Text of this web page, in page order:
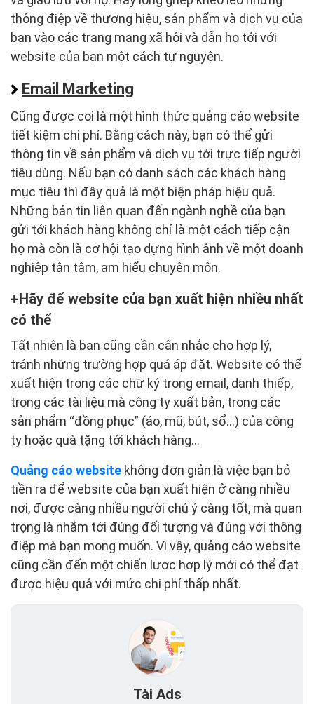
thông điệp về thương hiệu, sản phẩm và dịch vụ của
bạn vào các trang mạng xã hội và dẫn họ tới với
website của bạn một cách tự nguyện.
Email Marketing
Cũng được coi là một hình thức quảng cáo website
tiết kiệm chi phí. Bằng cách này, bạn có thể gửi
thông tin về sản phẩm và dịch vụ tới trực tiếp người
tiêu dùng. Nếu bạn có danh sách các khách hàng
mục tiêu thì đây quả là một biện pháp hiệu quả.
Những bản tin liên quan đến ngành nghề của bạn
gửi tới khách hàng không chỉ là một cách tiếp cận
họ mà còn là cơ hội tạo dựng hình ảnh về một doanh
nghiệp tận tâm, am hiểu chuyên môn.
Hãy để website của bạn xuất hiện nhiều nhất
có thể
Tất nhiên là bạn cũng cần cân nhắc cho hợp lý,
tránh những trường hợp quá áp đặt. Website có thể
xuất hiện trong các chữ ký trong email, danh thiếp,
trong các tài liệu mà công ty xuất bản, trong các
sản phẩm “đồng phục” (áo, mũ, bút, sổ…) của công
ty hoặc quà tặng tới khách hàng…
Quảng cáo website không đơn giản là việc bạn bỏ
tiền ra để website của bạn xuất hiện ở càng nhiều
nơi, được càng nhiều người chú ý càng tốt, mà quan
trọng là nhắm tới đúng đối tượng và đúng với thông
điệp mà bạn mong muốn. Vì vậy, quảng cáo website
cũng cần đến một chiến lược hợp lý mới có thể đạt
được hiệu quả với mức chi phí thấp nhất.
Tài Ads